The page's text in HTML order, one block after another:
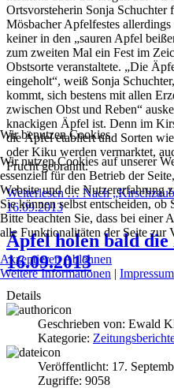
Ortsvorsteherin Sonja
Mösbacher Apfelfestes
keiner in den „sauren Apfel
zum zweiten Mal ein Fest im
Obstsorte veranstaltete. „Die
eingeholt“, weiß Sonja
kommt, sich bestens mit allen
zwischen Obst und Reben“
knackigen Äpfel ist. Denn im
die Äpfel etabliert und Sorten
oder Kiku werden vermarktet,
Frucht gebrannt.
Weiterlesen … Nach
16.09.2013
Äpfel holen bald
16.09.2013
Details
Geschrieben von: Ewald
Kategorie:
Veröffentlicht: 17.
Zugriffe: 9058
Wir benutzen Cookies
Wir nutzen Cookies auf unserer
essenziell für den Betrieb der
Website und die Nutzererfahrung
Sie können selbst entscheiden, ob
Bitte beachten Sie, dass bei einer
alle Funktionalitäten der Seite zur
Akzeptieren Ablehnen
Weitere Informationen | Impressum